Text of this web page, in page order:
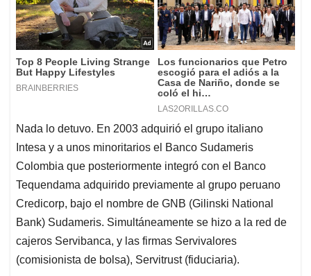
Nada lo detuvo. En 2003 adquirió el grupo italiano
Intesa y a unos minoritarios el Banco Sudameris
Colombia que posteriormente integró con el Banco
Tequendama adquirido previamente al grupo peruano
Credicorp, bajo el nombre de GNB (Gilinski National
Bank) Sudameris. Simultáneamente se hizo a la red de
cajeros Servibanca, y las firmas Servivalores
(comisionista de bolsa), Servitrust (fiduciaria).